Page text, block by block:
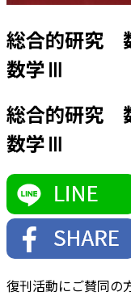
総合的研究
数学Ⅲ
総合的研究
数学Ⅲ
復刊活動にご賛同の